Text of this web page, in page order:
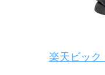
楽天ビック